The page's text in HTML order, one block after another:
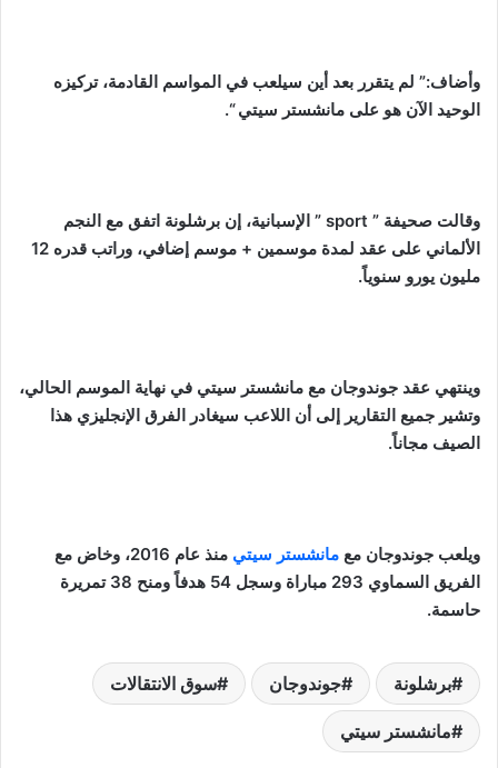
وأضاف:” لم يتقرر بعد أين سيلعب في المواسم القادمة، تركيزه
الوحيد الآن هو على مانشستر سيتي “.
وقالت صحيفة ” sport ” الإسبانية، إن برشلونة اتفق مع النجم
الألماني على عقد لمدة موسمين + موسم إضافي، وراتب قدره 12
مليون يورو سنوياً.
وينتهي عقد جوندوجان مع مانشستر سيتي في نهاية الموسم الحالي،
وتشير جميع التقارير إلى أن اللاعب سيغادر الفرق الإنجليزي هذا
الصيف مجاناً.
ويلعب جوندوجان مع مانشستر سيتي
منذ عام 2016، وخاض مع
الفريق السماوي 293 مباراة وسجل 54 هدفاً ومنح 38 تمريرة
حاسمة.
برشلونة جوندوجان سوق الانتقالات
مانشستر سيتي